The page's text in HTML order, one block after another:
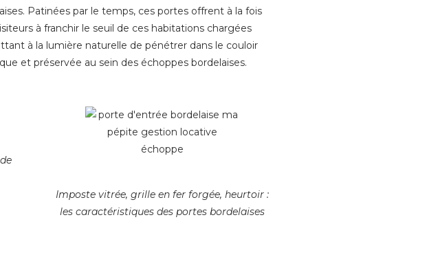
Patinées par le temps, ces portes offrent à la fois
à franchir le seuil de ces habitations chargées
à la lumière naturelle de pénétrer dans le couloir
et préservée au sein des échoppes bordelaises.
Imposte vitrée, grille en fer forgée, heurtoir :
les caractéristiques des portes bordelaises